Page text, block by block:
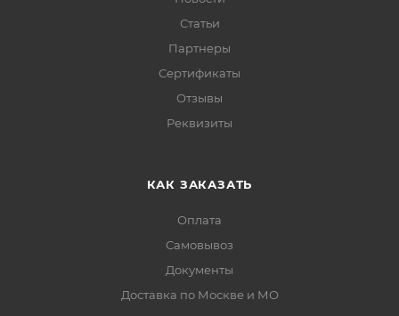
Статьи
Партнеры
Сертификаты
Отзывы
Реквизиты
КАК ЗАКАЗАТЬ
Оплата
Самовывоз
Документы
Доставка по Москве и МО